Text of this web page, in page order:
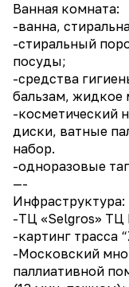
Ванная комната:
-ванна,
-стиральный
посуды;
-средства
бальзам, жидкое
-косметический
диски, ватные
набор.
-одноразовые
—-
Инфраструктура:
-ТЦ «Sеlgrоs» ТЦ
-картинг трасса
-Московский
паллиативной